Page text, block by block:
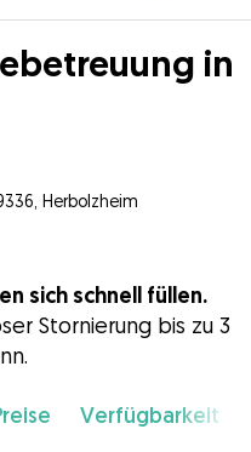
in
Herbolzheim
sich schnell füllen.
Stornierung bis zu 3
Verfügbarkeit